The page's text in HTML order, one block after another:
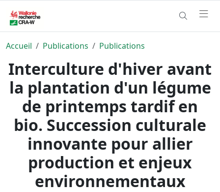
Accueil Publications Publications
Interculture d'hiver avant
la plantation d'un légume
de printemps tardif en
bio. Succession culturale
innovante pour allier
production et enjeux
environnementaux